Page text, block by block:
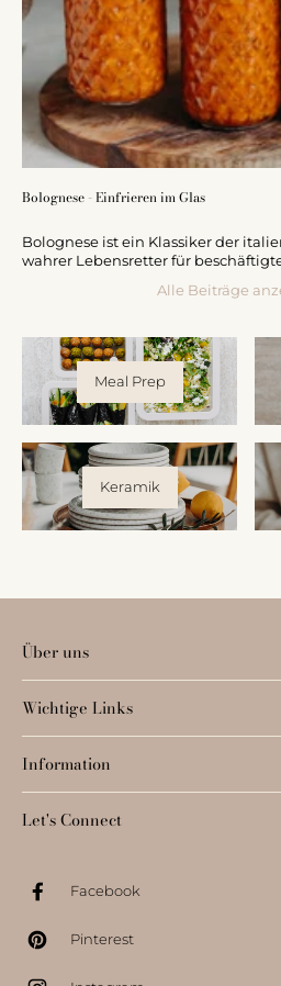
Bolognese - Einfrieren im Glas
Bolognese ist ein Klassiker der
wahrer Lebensretter für
möchten. Eine großartige
großen Mengen vorkochen und
einfrieren. Mit dieser Methode hast du immer eine leckere
Portion Bolognese parat, wenn der
ein schnelles Abendessen unter der
Wochenende.
Alle Beiträge
Meal Prep
Keramik
Über uns
Wichtige Links
Information
Let's Connect
Facebook
Pinterest